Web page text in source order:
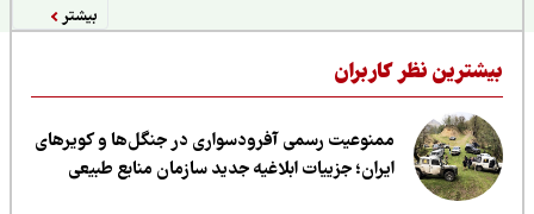
نظر کاربران
ممنوعیت رسمی آفرودسواری در جنگل‌ها و کویرهای
ایران؛ جزییات ابلاغیه جدید سازمان منابع طبیعی